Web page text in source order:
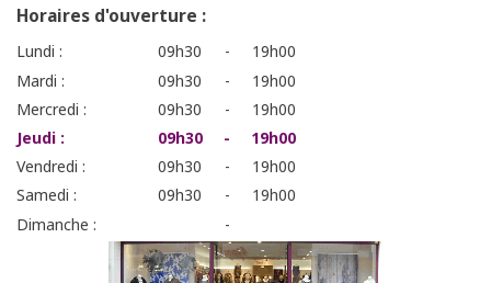
Horaires d'ouverture :
Lundi : 09h30 -
19h00
Mardi :
09h30 -
19h00
Mercredi :
09h30 -
19h00
Jeudi :
09h30 -
19h00
Vendredi :
09h30 -
19h00
Samedi :
09h30 -
19h00
Dimanche :
-